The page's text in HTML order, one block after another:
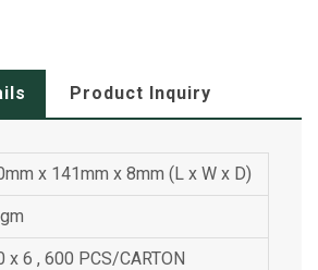
Product Inquiry
x 141mm x 8mm (L x W x D)
x 6 , 600 PCS/CARTON